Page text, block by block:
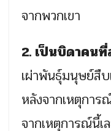
จากพวกเขา
2. เป็นบิดาคน
เผ่าพันธุ์มนุษย์สืบ
หลังจากเหตุการ
จากเหตุการณ์นี้